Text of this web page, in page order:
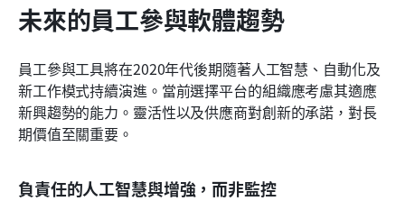
未來的員工參與軟體趨勢
員工參與工具將在2020年代後期隨著人工智慧、自動化及
新工作模式持續演進。當前選擇平台的組織應考慮其適應
新興趨勢的能力。靈活性以及供應商對創新的承諾，對長
期價值至關重要。
負責任的人工智慧與增強，而非監控